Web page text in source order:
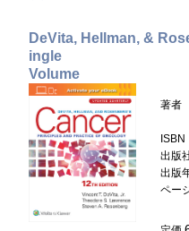
DeVita, Hellman, &
ingle
Volume
著者
ISBN
出版
出版
ペー